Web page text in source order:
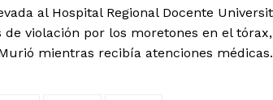
al Hospital Regional Docente
violación por los moretones en el
mientras recibía atenciones médicas.